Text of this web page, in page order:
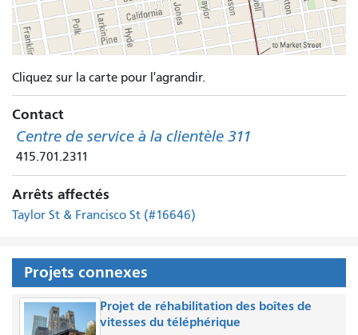
Cliquez sur la carte pour l'agrandir.
Contact
Centre de service à la clientèle 311
415.701.2311
Arrêts affectés
Taylor St & Francisco St (#16646)
Projets connexes
Projet de réhabilitation des boîtes de
vitesses du téléphérique